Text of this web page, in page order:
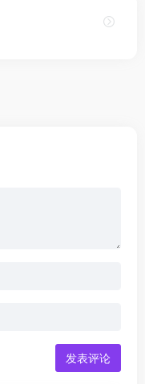
发表评论